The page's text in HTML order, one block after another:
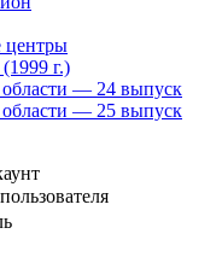
центры
г.)
области — 24 выпуск
области — 25 выпуск